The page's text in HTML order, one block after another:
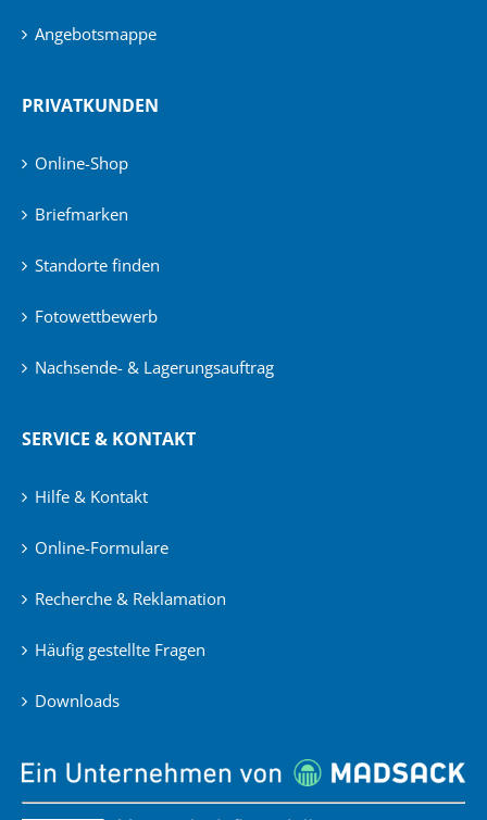
Angebotsmappe
PRIVATKUNDEN
Online-Shop
Briefmarken
Standorte finden
Fotowettbewerb
Nachsende- & Lagerungsauftrag
SERVICE & KONTAKT
Hilfe & Kontakt
Online-Formulare
Recherche & Reklamation
Häufig gestellte Fragen
Downloads